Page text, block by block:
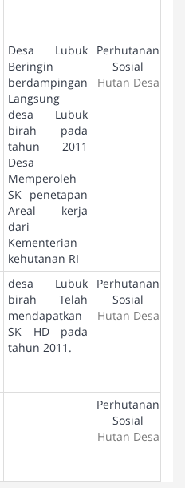
Desa Lubuk
Beringin
berdampingan
Langsung
desa Lubuk
birah pada
tahun 2011
Desa
Memperoleh
SK penetapan
Areal kerja
dari
Kementerian
kehutanan RI
Perhutanan
Sosial
Hutan Desa
desa Lubuk
birah Telah
mendapatkan
SK HD pada
tahun 2011.
Perhutanan
Sosial
Hutan Desa
Perhutanan
Sosial
Hutan Desa